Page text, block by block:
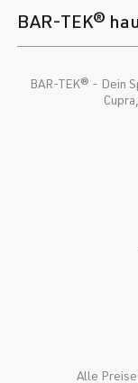
BAR-TEK®
BAR-TEK®️ - Dein
Cupra,
Alle Preise